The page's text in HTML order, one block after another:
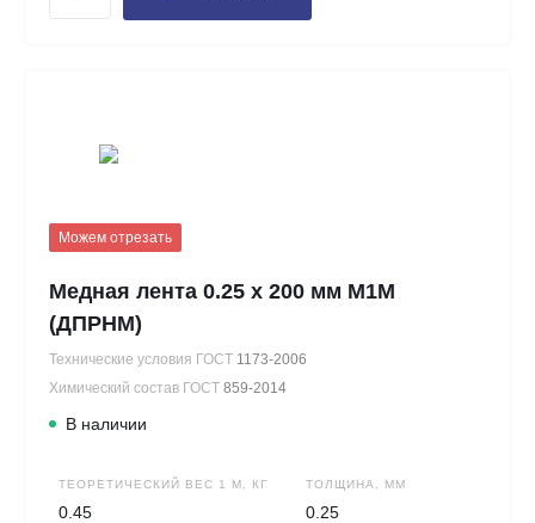
Можем отрезать
Медная лента 0.25 х 200 мм М1М
(ДПРНМ)
Технические условия ГОСТ 1173-2006
Химический состав ГОСТ 859-2014
В наличии
ТЕОРЕТИЧЕСКИЙ ВЕС 1 М, КГ
0.45
ТОЛЩИНА, ММ
0.25